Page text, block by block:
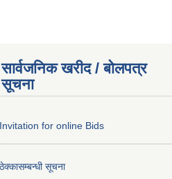
सार्वजनिक खरीद / बोलपत्र
सूचना
Invitation for online Bids
ठेक्कासम्बन्धी सूचना